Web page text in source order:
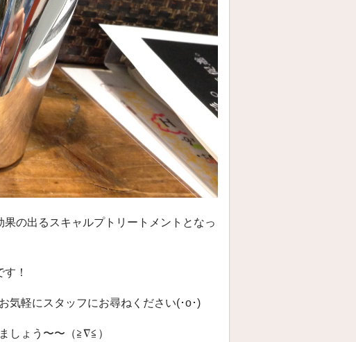
の出るスキャルプトリートメントとなっ
！
軽にスタッフにお尋ねください(･o･)ゞ
しょう〜〜（≧∇≦）